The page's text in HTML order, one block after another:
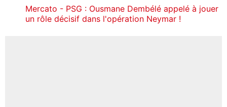
Mercato - PSG : Ousmane Dembélé appelé à jouer
un rôle décisif dans l'opération Neymar !